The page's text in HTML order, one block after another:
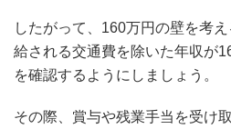
したがって、160万円の壁を考
給される交通費を除いた年収が
を確認するようにしましょう。
その際、賞与や残業手当を受け